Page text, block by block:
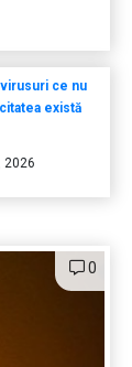
ce nu
există
2026
0